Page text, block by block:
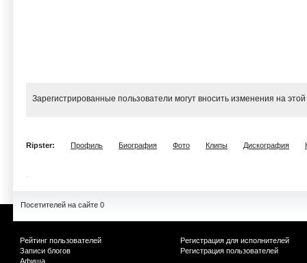
Зарегистрированные пользователи могут вносить изменения на
Ripster: Профиль Биография Фото Клипы Дискография
Посетителей на сайте 0
Рейтинг пользователей
Записи блогов
Афиша
Регистрация для исполнителей
Регистрация пользователей